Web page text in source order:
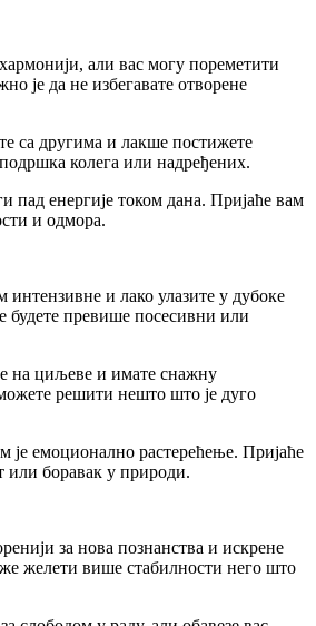
али вас могу пореметити
је да не избегавате отворене
са другима и лакше постижете
колега или надређених.
пад енергије током дана. Пријаће вам
и одмора.
интензивне и лако улазите у дубоке
будете превише посесивни или
на циљеве и имате снажну
решити нешто што је дуго
је емоционално растерећење. Пријаће
или боравак у природи.
за нова познанства и искрене
желети више стабилности него што